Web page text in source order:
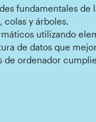
fundamentales
colas y árboles.
utilizando
de datos que
de ordenador